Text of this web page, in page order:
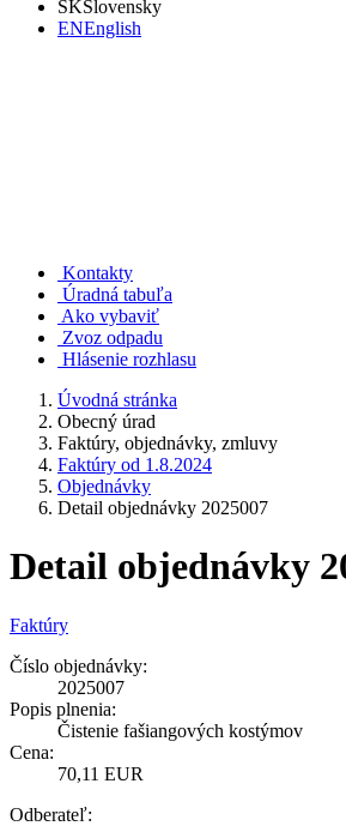
SKSlovensky
ENEnglish
Kontakty
Úradná tabuľa
Ako vybaviť
Zvoz odpadu
Hlásenie rozhlasu
Úvodná stránka
Obecný úrad
Faktúry, objednávky, zmluvy
Faktúry od 1.8.2024
Objednávky
Detail objednávky 2025007
Detail objednávky
Faktúry
Číslo objednávky:
2025007
Popis plnenia:
Čistenie fašiangových kostýmov
Cena:
70,11 EUR
Odberateľ: